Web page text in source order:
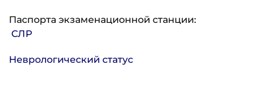
Паспорта экзаменационной станции:
СЛР
Неврологический статус